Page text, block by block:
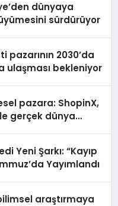
dünyaya
sürdürüyor
pazarının 2030’da
ulaşması bekleniyor
pazara: ShopinX,
gerçek dünya
Yeni Şarkı: “Kayıp
Yayımlandı
araştırmaya